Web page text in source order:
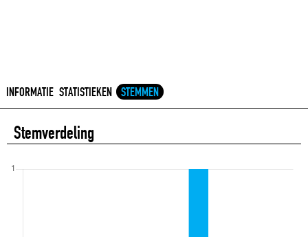
INFORMATIE STATISTIEKEN STEMMEN
Stemverdeling